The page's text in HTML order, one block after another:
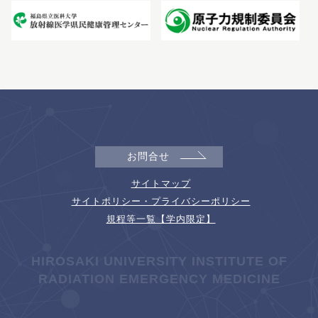
お問合せ
サイトマップ
サイトポリシー・プライバシーポリシー
規程等一覧【学内限定】
HIROSAKI UNIVERSITY INSTITUTE OF
RADIATION EMERGENCY MEDICINE